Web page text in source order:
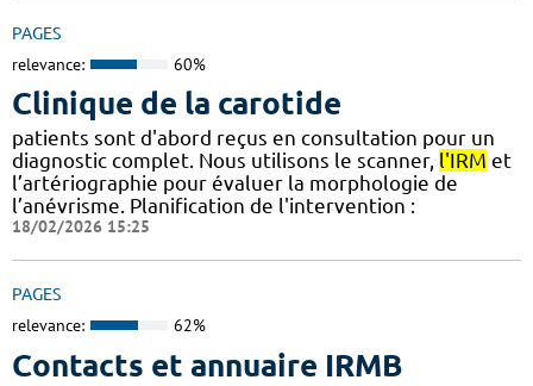
PAGES
relevance: 60%
Clinique de la carotide
patients sont d'abord reçus en consultation pour un
diagnostic complet. Nous utilisons le scanner, l'IRM et
l’artériographie pour évaluer la morphologie de
l’anévrisme. Planification de l'intervention :
18/02/2026 15:25
PAGES
relevance: 62%
Contacts et annuaire IRMB